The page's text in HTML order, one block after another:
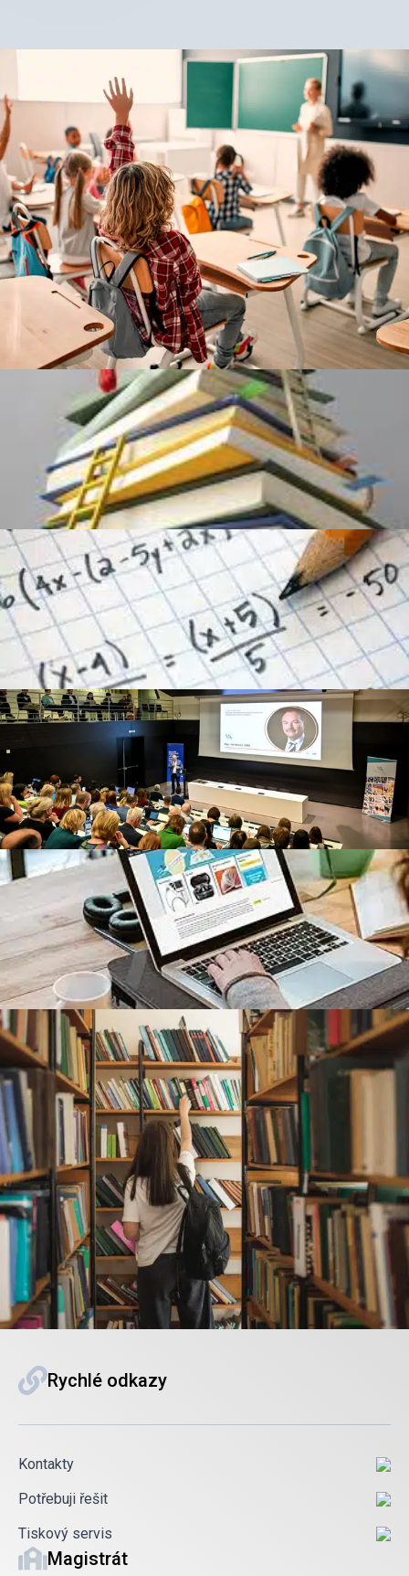
Rychlé odkazy
Kontakty
Potřebuji řešit
Tiskový servis
Magistrát